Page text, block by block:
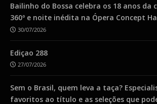
Bailinho do Bossa celebra os 18 anos da
360º e noite inédita na Ópera Concept
30/07/2026
Ediçao 288
27/07/2026
Sem o Brasil, quem leva a taça?
favoritos ao título e as seleções que